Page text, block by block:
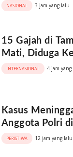
NASIONAL 3 jam yang lalu
15 Gajah di
Mati, Diduga
INTERNASIONAL 4 jam yang
Kasus
Anggota Polri
PERISTIWA 12 jam yang lalu